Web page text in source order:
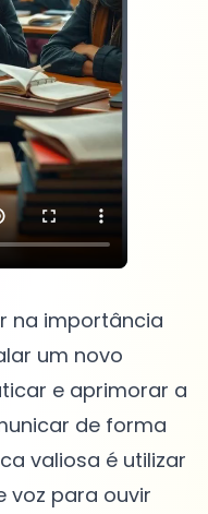
na importância
um novo
e aprimorar a
de forma
valiosa é utilizar
voz para ouvir